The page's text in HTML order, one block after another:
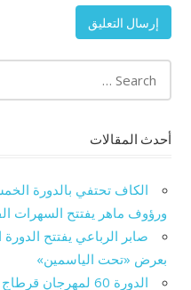
أحدث المقالات
الكاف تحتفي بالدورة
ورؤوف ماهر يفتتح السهرات
صابر الرباعي يفتتح
بعرض «تحت الياسمين»
الدورة 60 لمهرجان